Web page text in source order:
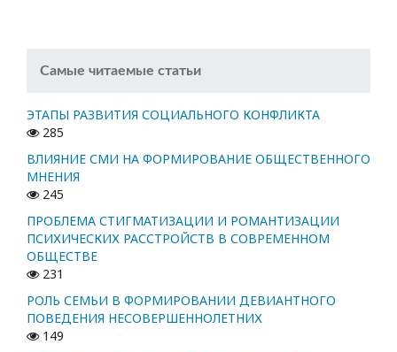
Самые читаемые статьи
ЭТАПЫ РАЗВИТИЯ СОЦИАЛЬНОГО КОНФЛИКТА
285
ВЛИЯНИЕ СМИ НА ФОРМИРОВАНИЕ ОБЩЕСТВЕННОГО
МНЕНИЯ
245
ПРОБЛЕМА СТИГМАТИЗАЦИИ И РОМАНТИЗАЦИИ
ПСИХИЧЕСКИХ РАССТРОЙСТВ В СОВРЕМЕННОМ
ОБЩЕСТВЕ
231
РОЛЬ СЕМЬИ В ФОРМИРОВАНИИ ДЕВИАНТНОГО
ПОВЕДЕНИЯ НЕСОВЕРШЕННОЛЕТНИХ
149